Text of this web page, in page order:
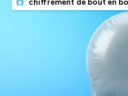
chiffrement de bout en